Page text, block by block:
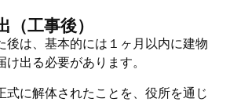
工事後）
後は、基本的には１ヶ月以内に建物
出る必要があります。
式に解体されたことを、役所を通じ